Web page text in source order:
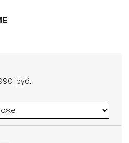
руб.